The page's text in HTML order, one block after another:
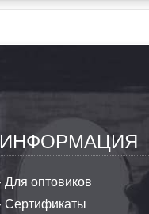
ИНФОРМАЦИЯ
Для оптовиков
Сертификаты